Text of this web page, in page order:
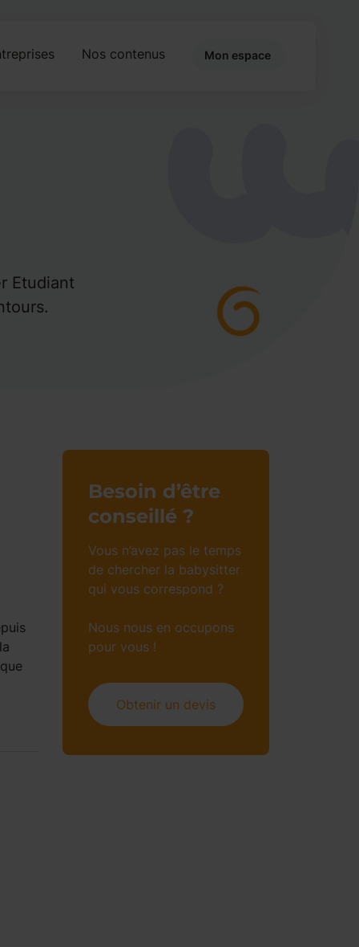
Nos contenus Mon espace
Etudiant
Besoin d’être
conseillé ?
Vous n’avez pas le temps
de chercher la babysitter
qui vous correspond ?
Nous nous en occupons
pour vous !
Obtenir un devis